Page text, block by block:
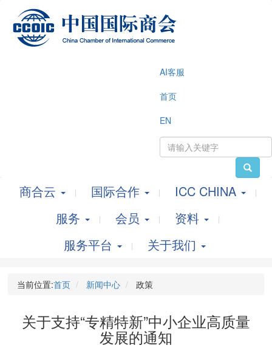
AI客服
首页
EN
商合云 国际合作
ICC CHINA
服务
会员
资料
服务平台
关于我们
当前位置:首页 新闻中心 政策
关于支持“专精特新”中小企业高质量
发展的通知